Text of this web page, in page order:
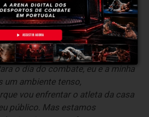
motiva-me ainda mais”
Que ambiente esperas
do evento?
o dia do combate, eu e a minha
um ambiente tenso,
vou enfrentar o atleta da casa
público. Mas estamos